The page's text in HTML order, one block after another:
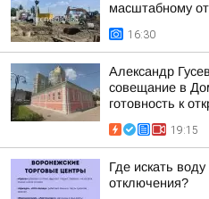
масштабному
16:30
Александр
совещание в
готовность к
19:15
Где искать
отключения?